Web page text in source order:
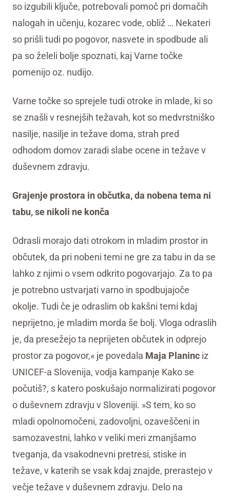
so izgubili ključe, potrebovali pomoč pri domačih
nalogah in učenju, kozarec vode, obliž … Nekateri
so prišli tudi po pogovor, nasvete in spodbude ali
pa so želeli bolje spoznati, kaj Varne točke
pomenijo oz. nudijo.
Varne točke so sprejele tudi otroke in mlade, ki so
se znašli v resnejših težavah, kot so medvrstniško
nasilje, nasilje in težave doma, strah pred
odhodom domov zaradi slabe ocene in težave v
duševnem zdravju.
Grajenje prostora in občutka, da nobena tema ni
tabu, se nikoli ne konča
Odrasli morajo dati otrokom in mladim prostor in
občutek, da pri nobeni temi ne gre za tabu in da se
lahko z njimi o vsem odkrito pogovarjajo. Za to pa
je potrebno ustvarjati varno in spodbujajoče
okolje. Tudi če je odraslim ob kakšni temi kdaj
neprijetno, je mladim morda še bolj. Vloga odraslih
je, da presežejo ta neprijeten občutek in odprejo
prostor za pogovor,« je povedala Maja Planinc iz
UNICEF-a Slovenija, vodja kampanje Kako se
počutiš?, s katero poskušajo normalizirati pogovor
o duševnem zdravju v Sloveniji. »S tem, ko so
mladi opolnomočeni, zadovoljni, ozaveščeni in
samozavestni, lahko v veliki meri zmanjšamo
tveganja, da vsakodnevni pretresi, stiske in
težave, v katerih se vsak kdaj znajde, prerastejo v
večje težave v duševnem zdravju. Delo na